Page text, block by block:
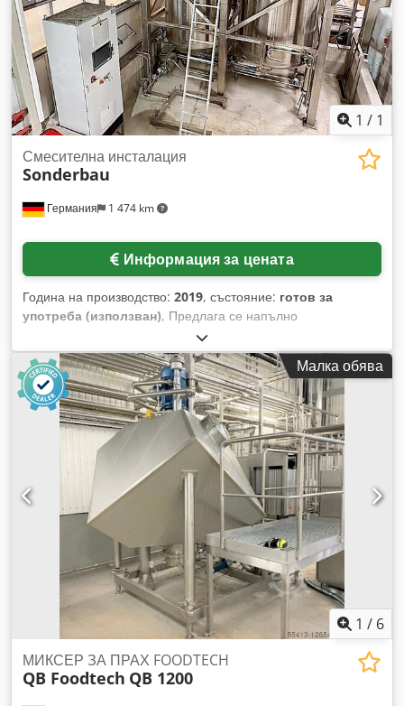
1 / 1
Германия 1 474 km
Смесителна инсталация
Sonderbau
Информация за цената
Година на производство: 2019, състояние: готов за
употреба (използван), Предлага се напълно
автоматизирана инсталация за съхранение и смесване на
течности, предназначена за производство на безалкохолни,
невзривоопасни течности. Инсталацията включва:
резервоари от неръждаема стомана – 2 броя, обем на
резервоар: 5 м³, общ обем: 10 м³. Оборудване: везни,
дозираща помпа, бъркалки, система за управление и
сензори за нивото. Инсталацията е използвана много
малко и е в почти ново състояние. Налична е
документация. Възможен е оглед на място. Dodpfszl U H
Hox Ap Asck
Малка обява
1 / 6
МИКСЕР ЗА ПРАХ FOODTECH
QB Foodtech QB 1200